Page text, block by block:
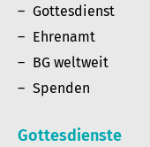
Gottesdienst
Ehrenamt
BG weltweit
Spenden
Gottesdienste